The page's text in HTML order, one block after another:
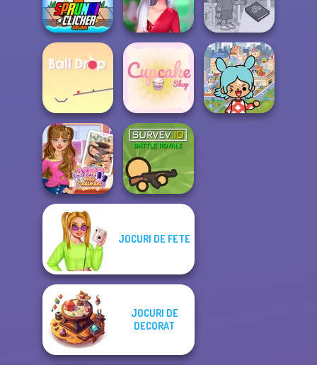
Clicker
My Christmas
Party Prep
Dora Cooking in
la Cucina
Ball Drop Cupcake Shop
ASMR Nail
Treatment
JOCURI DE FETE
JOCURI DE
DECORAT